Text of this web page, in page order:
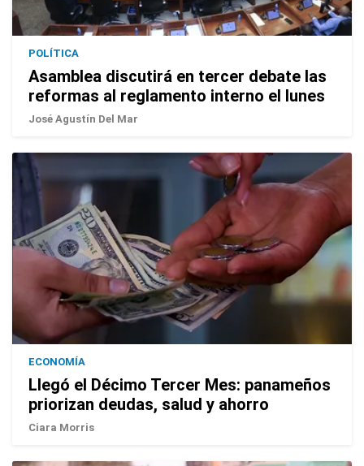
POLÍTICA
Asamblea discutirá en tercer debate las
reformas al reglamento interno el lunes
José Agustín Del Mar
ECONOMÍA
Llegó el Décimo Tercer Mes: panameños
priorizan deudas, salud y ahorro
Ciara Morris